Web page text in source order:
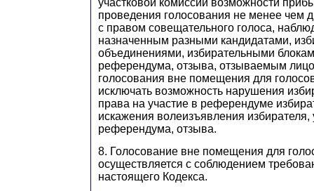
участковой комиссии возможности
проведения голосования не менее чем
с правом совещательного голоса,
назначенным разными кандидатами,
объединениями, избирательными
референдума, отзыва, отзываемым
голосования вне помещения для
исключать возможность нарушения
права на участие в референдуме
искажения волеизъявления избирателя,
референдума, отзыва.
8. Голосование вне помещения для
осуществляется с соблюдением
настоящего Кодекса.